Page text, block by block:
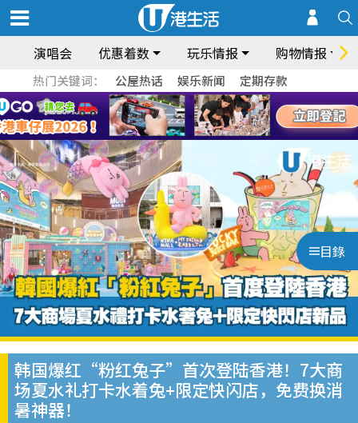
演唱会 优惠着数 玩乐情报 购物情报
热门关键词： 公屋热话 娱乐新闻 定期存款
目錄
韩国爆红“粉红兔子”首次登陆香港！7大商
场夏水礼打卡水着兔+限定快闪店，免费换消
暑神器！